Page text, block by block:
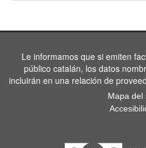
Le informamos que si emiten
público catalán, los datos
incluirán en una relación de
Mapa del